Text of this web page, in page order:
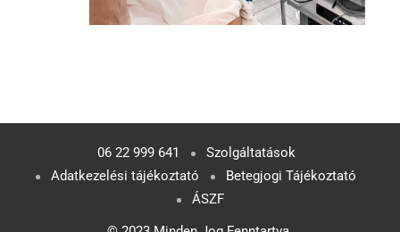
06 22 999 641
Szolgáltatások
Adatkezelési tájékoztató
Betegjogi Tájékoztató
ÁSZF